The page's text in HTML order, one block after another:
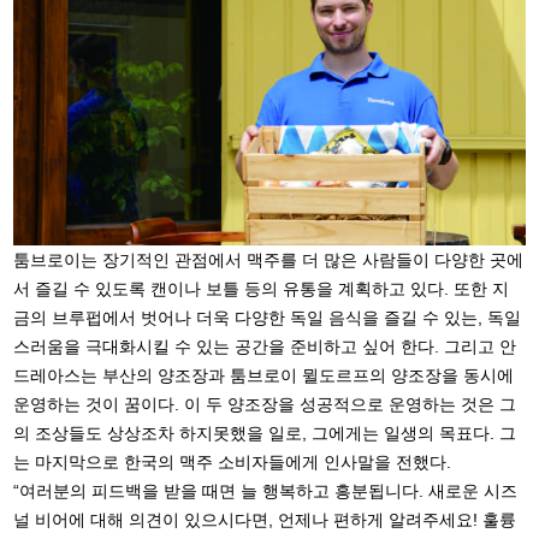
툼브로이는 장기적인 관점에서 맥주를 더 많은 사람들이 다양한 곳에
서 즐길 수 있도록 캔이나 보틀 등의 유통을 계획하고 있다. 또한 지
금의 브루펍에서 벗어나 더욱 다양한 독일 음식을 즐길 수 있는, 독일
스러움을 극대화시킬 수 있는 공간을 준비하고 싶어 한다. 그리고 안
드레아스는 부산의 양조장과 툼브로이 뮐도르프의 양조장을 동시에
운영하는 것이 꿈이다. 이 두 양조장을 성공적으로 운영하는 것은 그
의 조상들도 상상조차 하지못했을 일로, 그에게는 일생의 목표다. 그
는 마지막으로 한국의 맥주 소비자들에게 인사말을 전했다.
“여러분의 피드백을 받을 때면 늘 행복하고 흥분됩니다. 새로운 시즈
널 비어에 대해 의견이 있으시다면, 언제나 편하게 알려주세요! 훌륭